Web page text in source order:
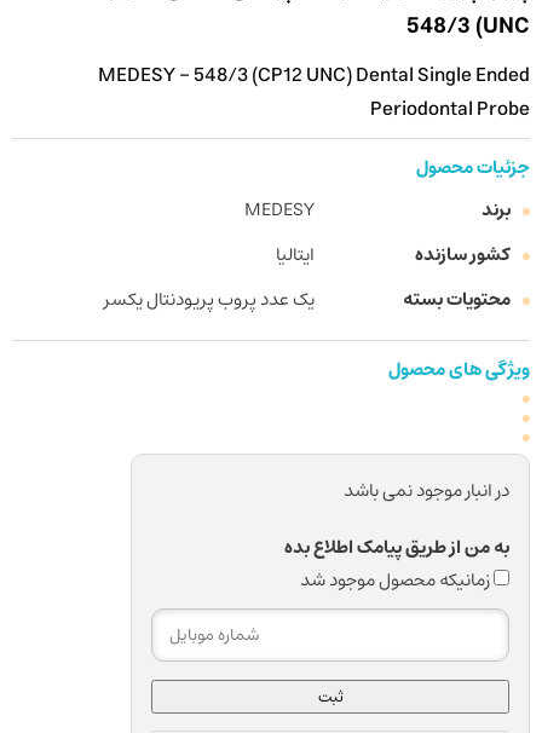
UNC) 548/3
MEDESY - 548/3 (CP12 UNC) Dental Single Ended
Periodontal Probe
جزئیات محصول
برند
MEDESY
کشور سازنده
ایتالیا
محتویات بسته
یک عدد پروب پریودنتال یکسر
ویژگی های محصول
در انبار موجود نمی باشد
به من از طریق پیامک اطلاع بده
زمانیکه محصول موجود شد
ثبت